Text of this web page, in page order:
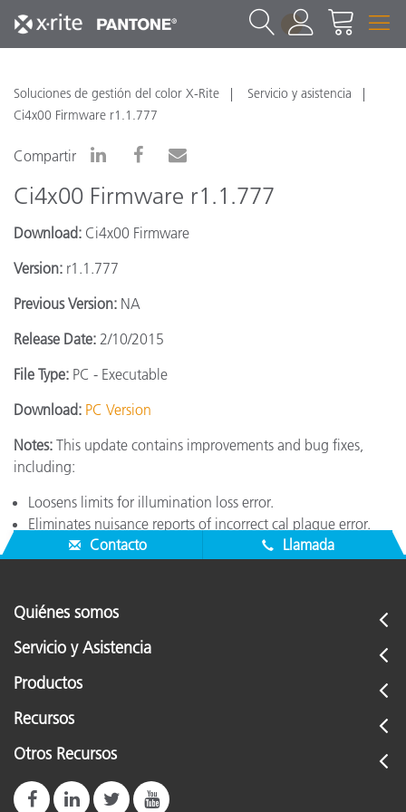
1
Soluciones de gestión del color X-Rite
Servicio y asistencia
Ci4x00 Firmware r1.1.777
Compartir
Ci4x00 Firmware r1.1.777
Download: Ci4x00 Firmware
Version: r1.1.777
Previous Version: NA
Release Date: 2/10/2015
File Type: PC - Executable
Download: PC Version
Notes: This update contains improvements and bug fixes,
including:
Loosens limits for illumination loss error.
Eliminates nuisance reports of incorrect cal plaque error.
Contacto
Llamada
Quiénes somos
Servicio y Asistencia
Productos
Recursos
Otros Recursos